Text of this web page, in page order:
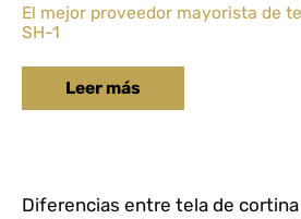
El mejor proveedor mayorista de
SH-1
Leer más
Diferencias entre tela de